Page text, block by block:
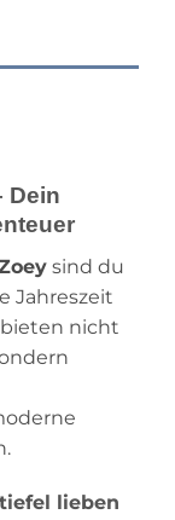
Dein
sind du
Jahreszeit
nicht
lieben